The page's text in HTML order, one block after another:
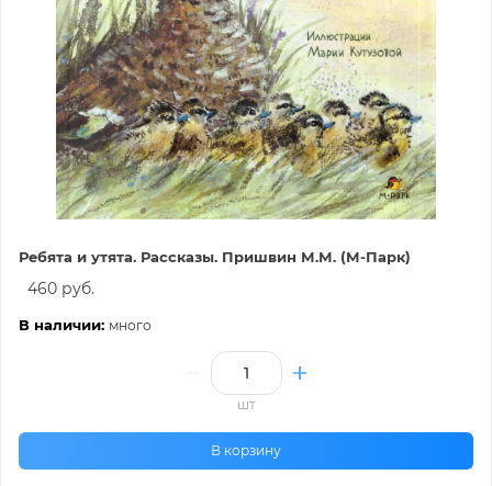
Ребята и утята. Рассказы. Пришвин М.М. (М-Парк)
460 руб.
В наличии: много
шт
В корзину